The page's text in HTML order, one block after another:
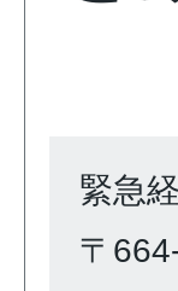
緊急
〒